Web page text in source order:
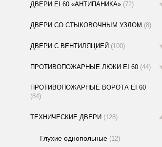
ДВЕРИ EI 60 «АНТИПАНИКА» (72)
ДВЕРИ СО СТЫКОВОЧНЫМ УЗЛОМ (8)
ДВЕРИ С ВЕНТИЛЯЦИЕЙ (100)
ПРОТИВОПОЖАРНЫЕ ЛЮКИ EI 60 (44)
ПРОТИВОПОЖАРНЫЕ ВОРОТА EI 60
(84)
ТЕХНИЧЕСКИЕ ДВЕРИ (128)
Глухие однопольные (12)